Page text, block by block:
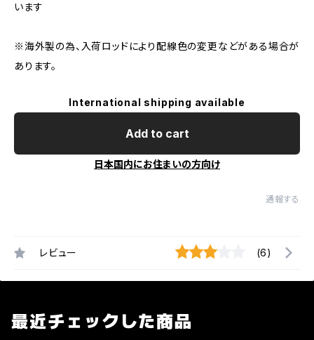
います
※海外製の為、入荷ロッドにより配線色の変更などがある場合が
あります。
International shipping available
Add to cart
日本国内にお住まいの方向け
通報する
レビュー (6)
最近チェックした商品